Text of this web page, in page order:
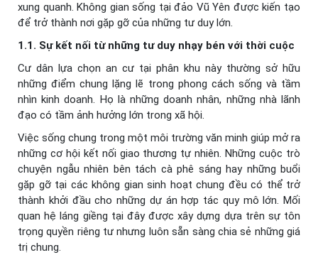
xung quanh. Không gian sống tại đảo Vũ Yên được kiến tạo
để trở thành nơi gặp gỡ của những tư duy lớn.
1.1. Sự kết nối từ những tư duy nhạy bén với thời cuộc
Cư dân lựa chọn an cư tại phân khu này thường sở hữu
những điểm chung lặng lẽ trong phong cách sống và tầm
nhìn kinh doanh. Họ là những doanh nhân, những nhà lãnh
đạo có tầm ảnh hưởng lớn trong xã hội.
Việc sống chung trong một môi trường văn minh giúp mở ra
những cơ hội kết nối giao thương tự nhiên. Những cuộc trò
chuyện ngẫu nhiên bên tách cà phê sáng hay những buổi
gặp gỡ tại các không gian sinh hoạt chung đều có thể trở
thành khởi đầu cho những dự án hợp tác quy mô lớn. Mối
quan hệ láng giềng tại đây được xây dựng dựa trên sự tôn
trọng quyền riêng tư nhưng luôn sẵn sàng chia sẻ những giá
trị chung.